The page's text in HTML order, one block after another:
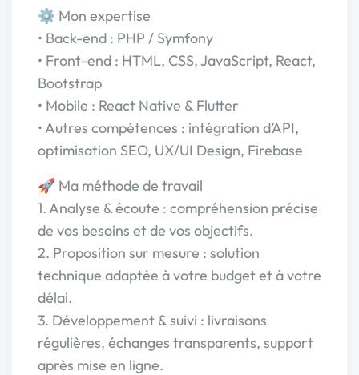
⚙️ Mon expertise
• Back-end : PHP / Symfony
• Front-end : HTML, CSS, JavaScript, React,
Bootstrap
• Mobile : React Native & Flutter
• Autres compétences : intégration d’API,
optimisation SEO, UX/UI Design, Firebase
🚀 Ma méthode de travail
1. Analyse & écoute : compréhension précise
de vos besoins et de vos objectifs.
2. Proposition sur mesure : solution
technique adaptée à votre budget et à votre
délai.
3. Développement & suivi : livraisons
régulières, échanges transparents, support
après mise en ligne.